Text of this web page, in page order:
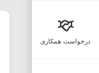
درخواست همکاری